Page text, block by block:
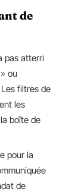
de
pas atterri
ou
filtres de
les
boîte de
pour la
de